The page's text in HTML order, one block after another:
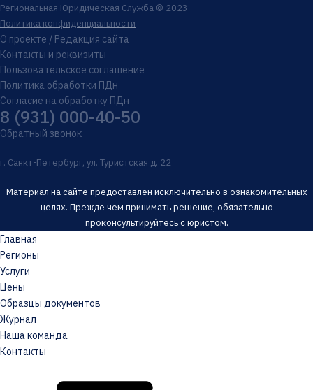
Региональная Юридическая Служба © 2023
Политика конфиденциальности
О проекте / Редакция сайта
Контакты и реквизиты
Пользовательское соглашение
Политика обработки ПДн
Согласие на обработку ПДн
8 (931) 000-40-50
Обратный звонок
г. Санкт-Петербург, ул. Туристская д. 22
Материал на сайте предоставлен исключительно в ознакомительных
целях. Прежде чем принимать решение, обязательно
проконсультируйтесь с юристом.
Главная
Регионы
Услуги
Цены
Образцы документов
Журнал
Наша команда
Контакты